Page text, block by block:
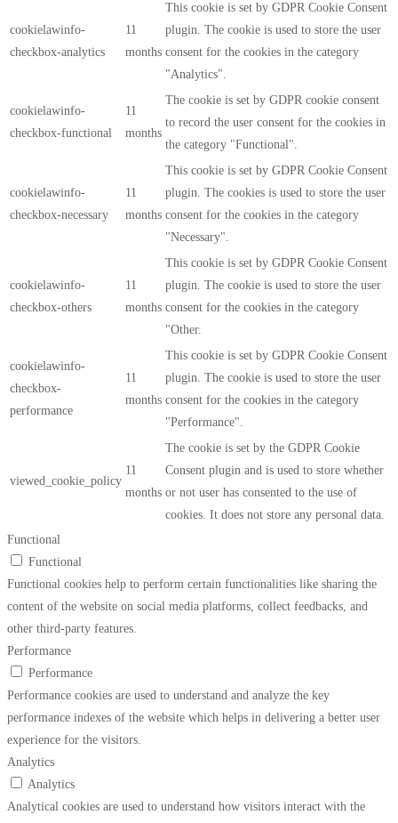
cookielawinfo-
checkbox-analytics
11
months
This cookie is set by GDPR Cookie Consent
plugin. The cookie is used to store the user
consent for the cookies in the category
"Analytics".
cookielawinfo-
checkbox-functional
11
months
The cookie is set by GDPR cookie consent
to record the user consent for the cookies in
the category "Functional".
cookielawinfo-
checkbox-necessary
11
months
This cookie is set by GDPR Cookie Consent
plugin. The cookies is used to store the user
consent for the cookies in the category
"Necessary".
cookielawinfo-
checkbox-others
11
months
This cookie is set by GDPR Cookie Consent
plugin. The cookie is used to store the user
consent for the cookies in the category
"Other.
cookielawinfo-
checkbox-
performance
11
months
This cookie is set by GDPR Cookie Consent
plugin. The cookie is used to store the user
consent for the cookies in the category
"Performance".
viewed_cookie_policy
11
months
The cookie is set by the GDPR Cookie
Consent plugin and is used to store whether
or not user has consented to the use of
cookies. It does not store any personal data.
Functional
Functional
Functional cookies help to perform certain functionalities like sharing the
content of the website on social media platforms, collect feedbacks, and
other third-party features.
Performance
Performance
Performance cookies are used to understand and analyze the key
performance indexes of the website which helps in delivering a better user
experience for the visitors.
Analytics
Analytics
Analytical cookies are used to understand how visitors interact with the